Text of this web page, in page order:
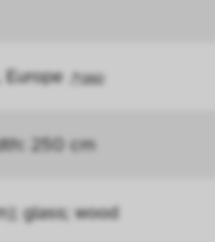
können.
gesammelt und
Europe GND
250 cm
glass; wood